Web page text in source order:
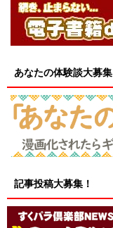
あなたの体験談大募集
記事投稿大募集！